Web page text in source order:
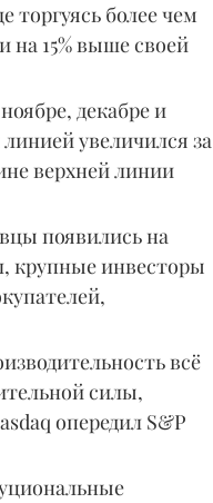
торгуясь более чем
на 15% выше своей
декабре и
увеличился за
верхней линии
появились на
крупные инвесторы
всё
силы,
опередил S&P